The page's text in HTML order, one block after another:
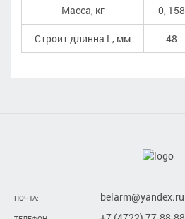
Масса, кг 0, 158
Строит длинна L, мм 48
ПОЧТА: belarm@yandex.ru